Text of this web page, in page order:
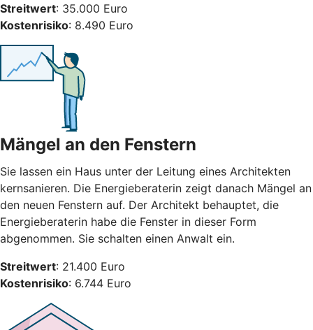
Streitwert: 35.000 Euro
Kostenrisiko: 8.490 Euro
Mängel an den Fenstern
Sie lassen ein Haus unter der Leitung eines Architekten
kernsanieren. Die Energieberaterin zeigt danach Mängel an
den neuen Fenstern auf. Der Architekt behauptet, die
Energieberaterin habe die Fenster in dieser Form
abgenommen. Sie schalten einen Anwalt ein.
Streitwert: 21.400 Euro
Kostenrisiko: 6.744 Euro